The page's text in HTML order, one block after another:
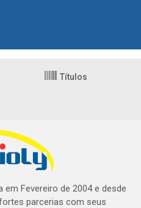
Títulos
Fevereiro de 2004 e desde
parcerias com seus